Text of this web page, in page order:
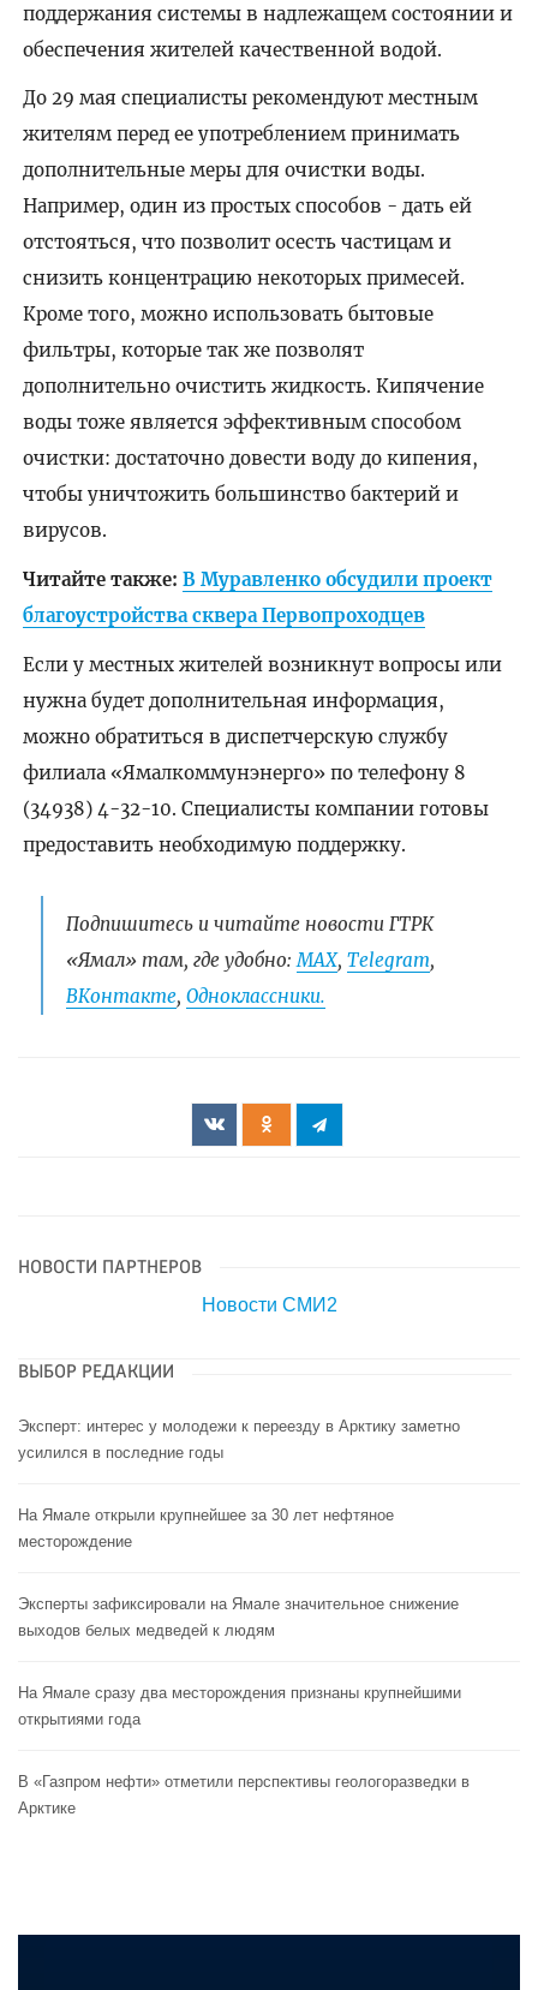
поддержания системы в надлежащем состоянии и
обеспечения жителей качественной водой.
До 29 мая специалисты рекомендуют местным
жителям перед ее употреблением принимать
дополнительные меры для очистки воды.
Например, один из простых способов - дать ей
отстояться, что позволит осесть частицам и
снизить концентрацию некоторых примесей.
Кроме того, можно использовать бытовые
фильтры, которые так же позволят
дополнительно очистить жидкость. Кипячение
воды тоже является эффективным способом
очистки: достаточно довести воду до кипения,
чтобы уничтожить большинство бактерий и
вирусов.
Читайте также: В Муравленко обсудили проект
благоустройства сквера Первопроходцев
Если у местных жителей возникнут вопросы или
нужна будет дополнительная информация,
можно обратиться в диспетчерскую службу
филиала «Ямалкоммунэнерго» по телефону 8
(34938) 4-32-10. Специалисты компании готовы
предоставить необходимую поддержку.
Подпишитесь и читайте новости ГТРК
«Ямал» там, где удобно:МАХ, Telegram,
ВКонтакте, Одноклассники.
НОВОСТИ ПАРТНЕРОВ
Новости СМИ2
ВЫБОР РЕДАКЦИИ
Эксперт: интерес у молодежи к переезду в Арктику заметно
усилился в последние годы
На Ямале открыли крупнейшее за 30 лет нефтяное
месторождение
Эксперты зафиксировали на Ямале значительное снижение
выходов белых медведей к людям
На Ямале сразу два месторождения признаны крупнейшими
открытиями года
В «Газпром нефти» отметили перспективы геологоразведки в
Арктике